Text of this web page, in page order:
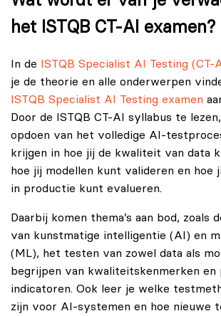
het ISTQB CT-AI examen?
In de ISTQB Specialist AI Testing (CT-
je de theorie en alle onderwerpen
ISTQB Specialist AI Testing examen
Door de ISTQB CT-AI syllabus te
opdoen van het volledige AI-
krijgen in hoe jij de kwaliteit van data
hoe jij modellen kunt valideren en hoe
in productie kunt evalueren.
Daarbij komen thema’s aan bod, zoals
van kunstmatige intelligentie (AI) en
(ML), het testen van zowel data als
begrijpen van kwaliteitskenmerken
indicatoren. Ook leer je welke
zijn voor AI-systemen en hoe nieuwe